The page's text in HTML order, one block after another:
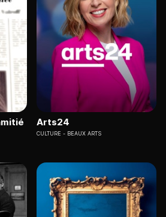
Arts24
CULTURE BEAUX ARTS